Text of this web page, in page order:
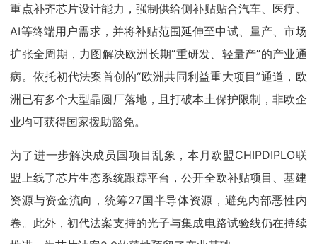
重点补齐芯片设计能力，强制供给侧补贴贴合汽车、医疗、
AI等终端用户需求，并将补贴范围延伸至中试、量产、市场
扩张全周期，力图解决欧洲长期“重研发、轻量产”的产业通
病。依托初代法案首创的“欧洲共同利益重大项目”通道，欧
洲已有多个大型晶圆厂落地，且打破本土保护限制，非欧企
业均可获得国家援助豁免。
为了进一步解决成员国项目乱象，本月欧盟CHIPDIPLO联
盟上线了芯片生态系统跟踪平台，公开全欧补贴项目、基建
资源与资金流向，统筹27国半导体资源，避免内部恶性内
卷。此外，初代法案支持的光子与集成电路试验线仍在持续